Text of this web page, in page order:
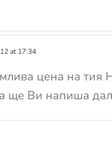
at 17:34
цена на тия
ще Ви напиша